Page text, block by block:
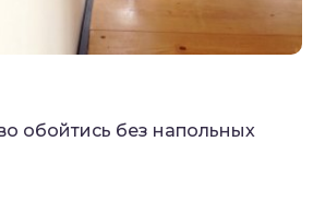
обойтись без напольных